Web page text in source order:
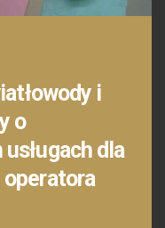
i
o
dla